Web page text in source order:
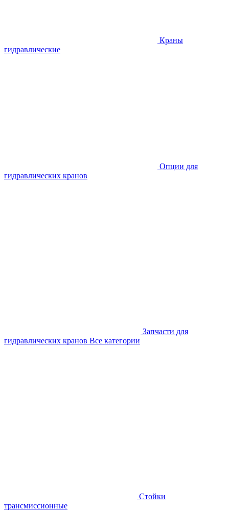
Краны
гидравлические
Опции для
гидравлических кранов
Запчасти для
гидравлических кранов Все категории
Стойки
трансмиссионные